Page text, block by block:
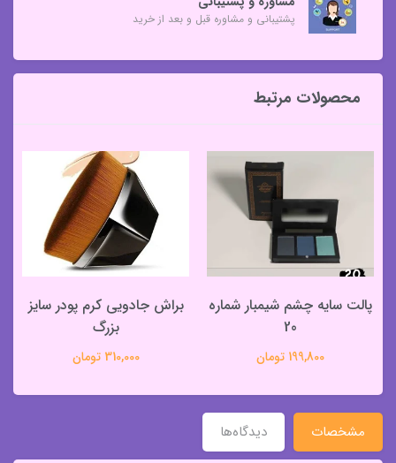
پشتیبانی و مشاوره قبل و بعد از خرید
محصولات مرتبط
پالت سایه چشم شیمبار شماره
20
199,800 تومان
براش جادویی کرم پودر سایز
بزرگ
310,000 تومان
مشخصات دیدگاه‌ها